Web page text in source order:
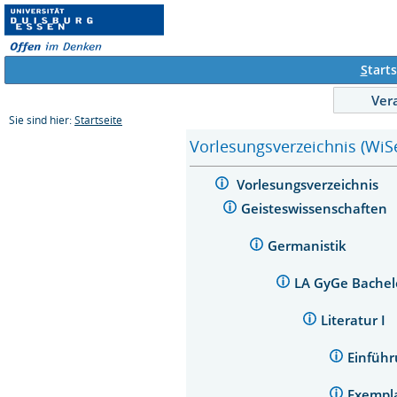
S
Sie sind hier: Startseite
Vorlesungsverzeichnis
Vorlesungsverzeichnis
Geisteswissenschaften
Germanistik
LA GyGe
Literatur I